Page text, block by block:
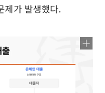
제가 발생했다.